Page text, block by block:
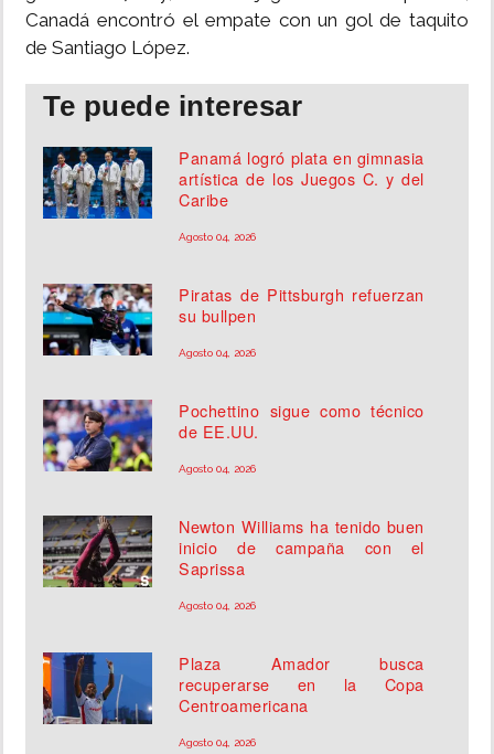
Canadá encontró el empate con un gol de taquito
de Santiago López.
Te puede interesar
Panamá logró plata en gimnasia
artística de los Juegos C. y del
Caribe
Agosto 04, 2026
Piratas de Pittsburgh refuerzan
su bullpen
Agosto 04, 2026
Pochettino sigue como técnico
de EE.UU.
Agosto 04, 2026
Newton Williams ha tenido buen
inicio de campaña con el
Saprissa
Agosto 04, 2026
Plaza Amador busca
recuperarse en la Copa
Centroamericana
Agosto 04, 2026